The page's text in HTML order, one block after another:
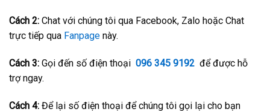
Cách 2: Chat với chúng tôi qua Facebook, Zalo hoặc Chat
trực tiếp qua Fanpage này.
Cách 3: Gọi đến số điện thoại 096 345 9192 để được hỗ
trợ ngay.
Cách 4: Để lại số điện thoại để chúng tôi gọi lại cho bạn